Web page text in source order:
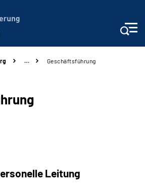
… Geschäftsführung
Leitung